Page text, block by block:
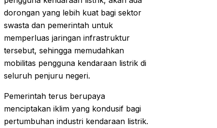
dorongan yang lebih kuat bagi sektor
swasta dan pemerintah untuk
memperluas jaringan infrastruktur
tersebut, sehingga memudahkan
mobilitas pengguna kendaraan listrik di
seluruh penjuru negeri.
Pemerintah terus berupaya
menciptakan iklim yang kondusif bagi
pertumbuhan industri kendaraan listrik.